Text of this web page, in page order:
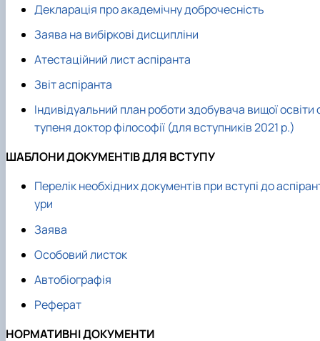
Декларація про академічну доброчесність
Заява на вибіркові дисципліни
Атестаційний лист аспіранта
Звіт аспіранта
Індивідуальний план роботи здобувача вищої освіти
тупеня доктор філософії (для вступників 2021 р.)
ШАБЛОНИ ДОКУМЕНТІВ ДЛЯ ВСТУПУ
Перелік необхідних документів при вступі до
ури
Заява
Особовий листок
Автобіографія
Реферат
НОРМАТИВНІ ДОКУМЕНТИ